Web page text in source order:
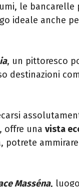
le
ideale anche
, un pittoresco
destinazioni
offre una vista
potrete
Masséna,